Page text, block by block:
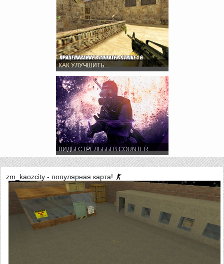
КАК УЛУЧШИТЬ...
ВИДЫ СТРЕЛЬБЫ В COUNTER...
zm_kaozcity - популярная карта!